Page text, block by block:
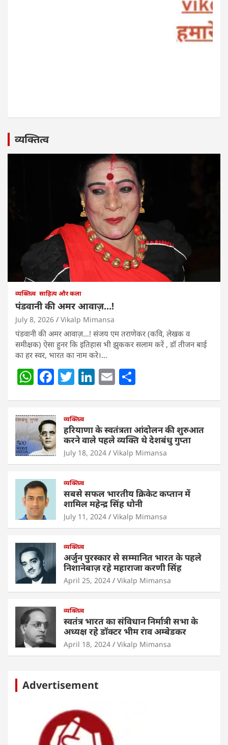
व्यक्तित्व
व्यक्तित्व साहित्य और कला
पंडवानी की अमर आवाज़…!
July 8, 2026 Vikalp Mimansa
पंडवानी की अमर आवाज़…! संजय एम तराणेकर (कवि, लेखक व
समीक्षक) ऐसा हुनर कि इतिहास भी झुककर सलाम करें , डॉ तीजन बाई
का हर स्वर, भारत का नाम करे।…
W
at
s
A
p
p
F
c
e
b
o
o
T
er
Li
e
dI
n
E
l e
व्यक्तित्व
हरियाणा के स्वतंत्रता आंदोलन की शुरुआत
करने वाले पहले व्यक्ति थे देशबंधु गुप्ता
July 18, 2024 Vikalp Mimansa
व्यक्तित्व
सबसे सफल भारतीय क्रिकेट कप्तान में
शामिल महेन्द्र सिंह धोनी
July 11, 2024 Vikalp Mimansa
व्यक्तित्व
अर्जुन पुरस्कार से सम्मानित भारत के पहले
निशानेबाज़ रहे महाराजा करणी सिंह
April 25, 2024 Vikalp Mimansa
व्यक्तित्व
स्वतंत्र भारत का संविधान निर्मात्री सभा के
अध्यक्ष रहे डॉक्टर भीम राव अम्बेडकर
April 18, 2024 Vikalp Mimansa
Advertisement